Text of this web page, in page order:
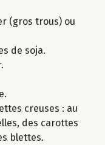
(gros trous) ou
de soja.
creuses : au
des carottes
blettes.